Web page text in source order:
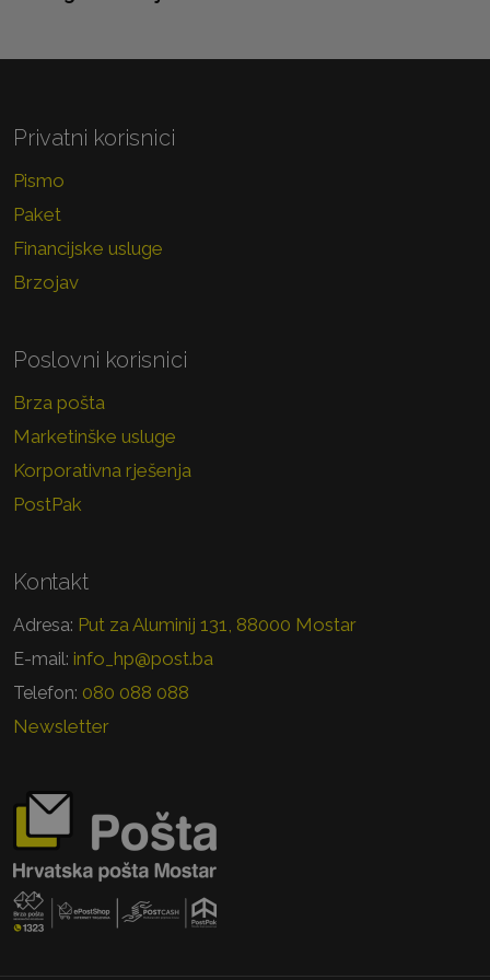
Privatni korisnici
Pismo
Paket
Financijske usluge
Brzojav
Poslovni korisnici
Brza pošta
Marketinške usluge
Korporativna rješenja
PostPak
Kontakt
Adresa: Put za Aluminij 131, 88000 Mostar
E-mail: info_hp@post.ba
Telefon: 080 088 088
Newsletter